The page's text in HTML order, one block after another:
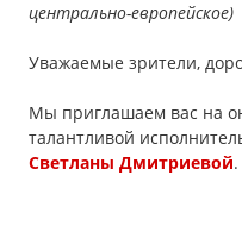
центрально-европейское)
Уважаемые зрители,
Мы приглашаем вас на
талантливой
Светланы Дмитриевой.